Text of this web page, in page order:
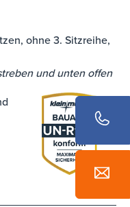
ohne 3. Sitzreihe,
und unten offen